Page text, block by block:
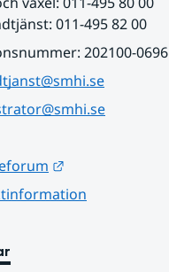
011-495 82 00
202100-0696